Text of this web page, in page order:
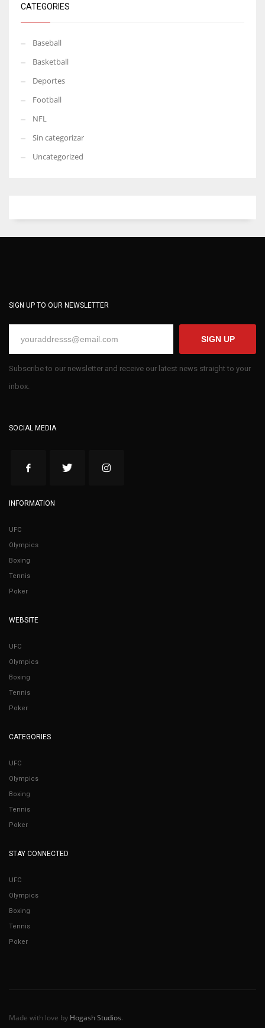
CATEGORIES
Baseball
Basketball
Deportes
Football
NFL
Sin categorizar
Uncategorized
SIGN UP TO OUR NEWSLETTER
SIGN UP
Subscribe to our newsletter and receive our latest news straight to your
inbox.
SOCIAL MEDIA
INFORMATION
UFC
Olympics
Boxing
Tennis
Poker
WEBSITE
UFC
Olympics
Boxing
Tennis
Poker
CATEGORIES
UFC
Olympics
Boxing
Tennis
Poker
STAY CONNECTED
UFC
Olympics
Boxing
Tennis
Poker
Made with love by Hogash Studios.